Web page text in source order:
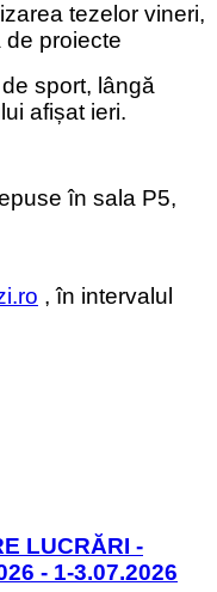
tezelor vineri,
de proiecte
sport, lângă
afișat ieri.
în sala P5,
, în intervalul
LUCRĂRI -
- 1-3.07.2026